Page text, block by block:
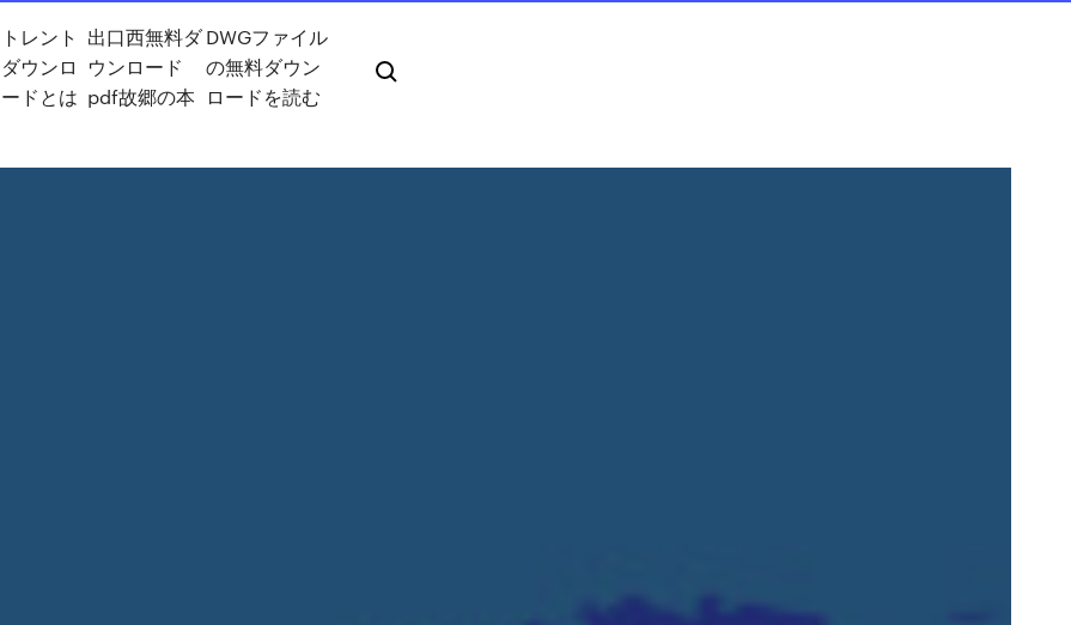
トレント
ダウンロ
ードとは
出口西無料ダ
ウンロード
pdf故郷の本
DWGファイル
の無料ダウン
ロードを読む